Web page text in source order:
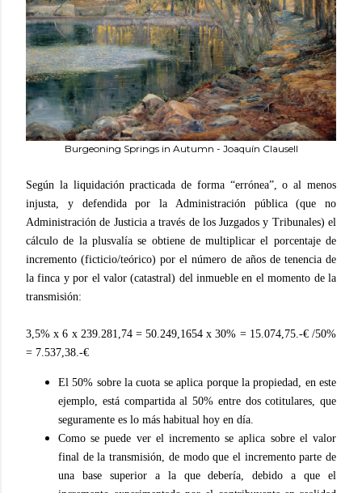
Burgeoning Springs in Autumn - Joaquín Clausell
Según la liquidación practicada de forma “errónea”, o al menos
injusta, y defendida por la Administración pública (que no
Administración de Justicia a través de los Juzgados y Tribunales) el
cálculo de la plusvalía se obtiene de multiplicar el porcentaje de
incremento (ficticio/teórico) por el número de años de tenencia de
la finca y por el valor (catastral) del inmueble en el momento de la
transmisión:
3,5% x 6 x 239.281,74 = 50.249,1654 x 30% = 15.074,75.-€ /50%
= 7.537,38.-€
El 50% sobre la cuota se aplica porque la propiedad, en este
ejemplo, está compartida al 50% entre dos cotitulares, que
seguramente es lo más habitual hoy en día.
Como se puede ver el incremento se aplica sobre el valor
final de la transmisión, de modo que el incremento parte de
una base superior a la que debería, debido a que el